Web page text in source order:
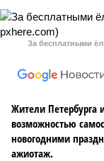
За бесплатными
Жители Петербурга
возможностью
новогодними
ажиотаж.